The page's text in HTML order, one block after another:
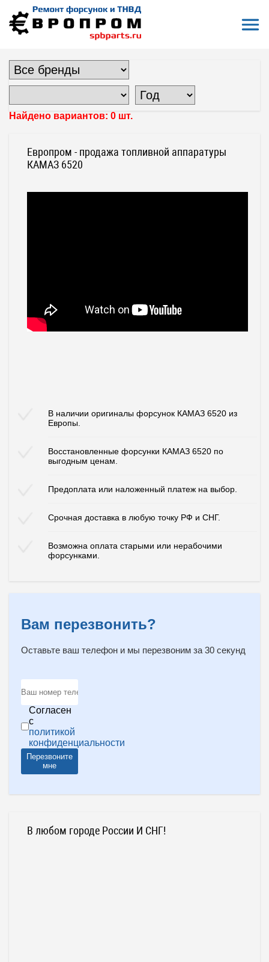
На главную Все форсунки Форсунки КАМАЗ Форсунки КАМАЗ 6520
ФОРСУНКИ КАМАЗ 6520
Найдено вариантов: 0 шт.
Европром - продажа топливной аппаратуры
КАМАЗ 6520
В наличии оригиналы форсунок КАМАЗ 6520 из
Европы.
Восстановленные форсунки КАМАЗ 6520 по
выгодным ценам.
Предоплата или наложенный платеж на выбор.
Срочная доставка в любую точку РФ и СНГ.
Возможна оплата старыми или нерабочими
форсунками.
Вам перезвонить?
Оставьте ваш телефон и мы перезвоним за 30 секунд
Согласен
с
политикой
конфиденциальности
Перезвоните
мне
В любом городе России И СНГ!